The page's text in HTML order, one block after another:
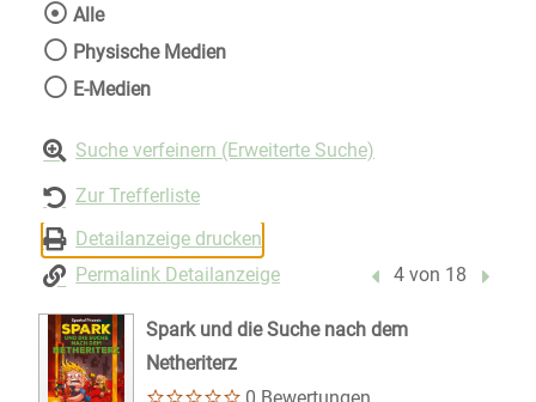
Wählen Sie die Medienart nach der Sie
Alle
Physische Medien
E-Medien
Suche verfeinern (Erweiterte Suche)
Zur Trefferliste
Detailanzeige drucken
Permalink Detailanzeige
Vorheriger Treffer
4 von 18
Spark und die Suche nach dem
Netheriterz